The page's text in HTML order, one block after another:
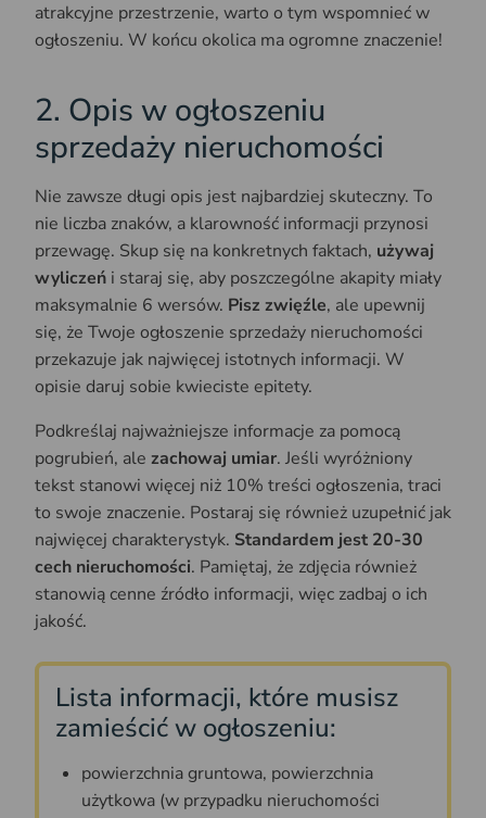
atrakcyjne przestrzenie, warto o tym wspomnieć w
ogłoszeniu. W końcu okolica ma ogromne znaczenie!
2. Opis w ogłoszeniu
sprzedaży nieruchomości
Nie zawsze długi opis jest najbardziej skuteczny. To
nie liczba znaków, a klarowność informacji przynosi
przewagę. Skup się na konkretnych faktach, używaj
wyliczeń i staraj się, aby poszczególne akapity miały
maksymalnie 6 wersów. Pisz zwięźle, ale upewnij
się, że Twoje ogłoszenie sprzedaży nieruchomości
przekazuje jak najwięcej istotnych informacji. W
opisie daruj sobie kwieciste epitety.
Podkreślaj najważniejsze informacje za pomocą
pogrubień, ale zachowaj umiar. Jeśli wyróżniony
tekst stanowi więcej niż 10% treści ogłoszenia, traci
to swoje znaczenie. Postaraj się również uzupełnić jak
najwięcej charakterystyk. Standardem jest 20-30
cech nieruchomości. Pamiętaj, że zdjęcia również
stanowią cenne źródło informacji, więc zadbaj o ich
jakość.
Lista informacji, które musisz
zamieścić w ogłoszeniu:
powierzchnia gruntowa, powierzchnia
użytkowa (w przypadku nieruchomości